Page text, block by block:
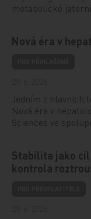
metabolické
Nová éra v
Jedním z hlavních
Nová éra v
Sciences ve
Stabilita jako cíl
kontrola